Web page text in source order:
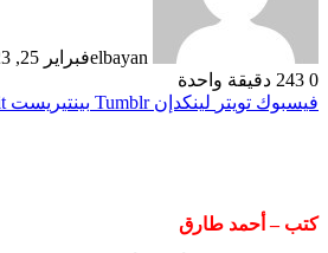
elbayanفبراير 25, 2023
0
دقيقة واحدة
فيسبوك تويتر لينكدإن بينتيريست
كتب – أحمد طارق